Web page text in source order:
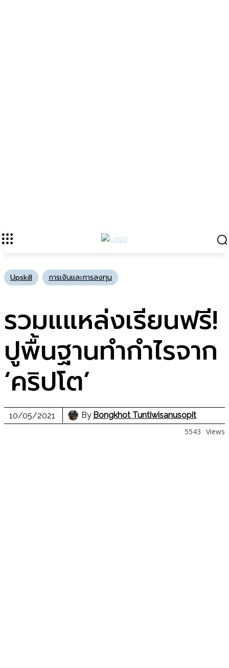
Upskill การเงินและการลงทุน
รวมแแหล่งเรียนฟรี!
ปูพื้นฐานทำกำไรจาก
‘คริปโต’
10/05/2021 By Bongkhot Tuntiwisanusopit
5543 Views